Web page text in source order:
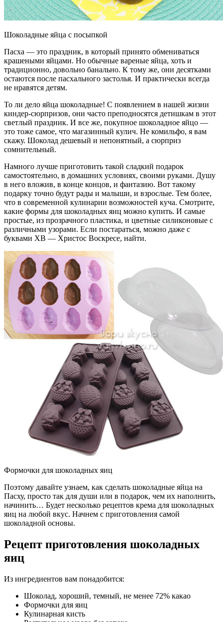
Шоколадные яйца с посыпкой
Пасха — это праздник, в который принято обмениваться
крашеными яйцами. Но обычные вареные яйца, хоть и
традиционно, довольно банально. К тому же, они десятками
остаются после пасхального застолья. И практически всегда
не нравятся детям.
То ли дело яйца шоколадные! С появлением в нашей жизни
киндер-сюрпризов, они часто преподносятся детишкам в этот
светлый праздник. И все же, покупное шоколадное яйцо —
это тоже самое, что магазинный кулич. Не комильфо, я вам
скажу. Шоколад дешевый и непонятный, а сюрприз
сомнительный.
Намного лучше приготовить такой сладкий подарок
самостоятельно, в домашних условиях, своими руками. Душу
в него вложив, в конце концов, и фантазию. Вот такому
подарку точно будут рады и малыши, и взрослые. Тем более,
что в современной кулинарии возможностей куча. Смотрите,
какие формы для шоколадных яиц можно купить. И самые
простые, из прозрачного пластика, и цветные силиконовые с
различными узорами. Если постараться, можно даже с
буквами ХВ — Христос Воскресе, найти.
Формочки для шоколадных яиц
Поэтому давайте узнаем, как сделать шоколадные яйца на
Пасху, просто так для души или в подарок, чем их наполнить,
начинить… Будет несколько рецептов крема для шоколадных
яиц на любой вкус. Начнем с приготовления самой
шоколадной основы.
Рецепт приготовления шоколадных
яиц
Из ингредиентов вам понадобится:
Шоколад, хороший, темный, не менее 72% какао
Формочки для яиц
Кулинарная кисть